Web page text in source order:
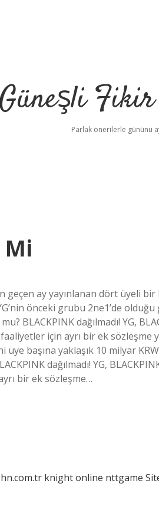
Güneşli Fikir
Parlak önerilerle gününü
ay yayınlanan dört üyeli bir
önceki grubu 2ne1’de
BLACKPINK dağılmadı! YG,
için ayrı bir ek sözleşme
başına yaklaşık 10 milyar
dağılmadı! YG,
bir ek sözleşme…
knight online nttgame